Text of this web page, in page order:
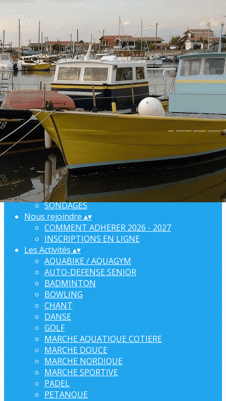
Exporter les lignes sélectionnées
Exporter toutes les colonnes
Exporter uniquement les colonnes affichées
Menu
Ajoutez un logo, un bouton, des réseaux sociaux
Cliquez pour éditer
L'ARSA▴▾
BIENVENUE
ANNUAIRE
ORGANISATION
COMPTE-RENDUS
INFORMATIONS PRATIQUES
PARTENAIRES
SONDAGES
Nous rejoindre ▴▾
COMMENT ADHERER 2026 - 2027
INSCRIPTIONS EN LIGNE
Les Activités ▴▾
AQUABIKE / AQUAGYM
AUTO-DEFENSE SENIOR
BADMINTON
BOWLING
CHANT
DANSE
GOLF
MARCHE AQUATIQUE COTIERE
MARCHE DOUCE
MARCHE NORDIQUE
MARCHE SPORTIVE
PADEL
PETANQUE